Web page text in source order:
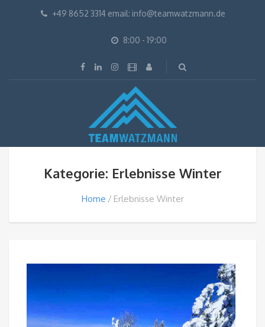
+49 8652 3314 email: info@teamwatzmann.de
8:00 - 19:00
Kategorie: Erlebnisse Winter
Home Erlebnisse Winter